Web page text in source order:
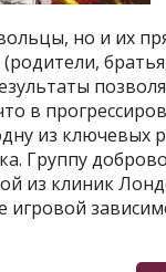
но и их
в
из ключевых
Группу
из клиник